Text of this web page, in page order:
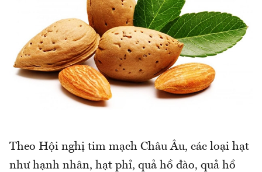
Theo Hội nghị tim mạch Châu Âu, các loại hạt
như hạnh nhân, hạt phỉ, quả hồ đào, quả hồ